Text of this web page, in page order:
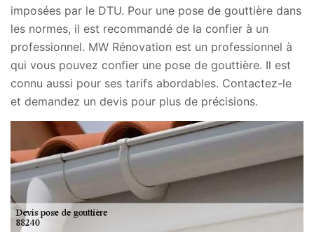
imposées par le DTU. Pour une pose de gouttière dans
les normes, il est recommandé de la confier à un
professionnel. MW Rénovation est un professionnel à
qui vous pouvez confier une pose de gouttière. Il est
connu aussi pour ses tarifs abordables. Contactez-le
et demandez un devis pour plus de précisions.